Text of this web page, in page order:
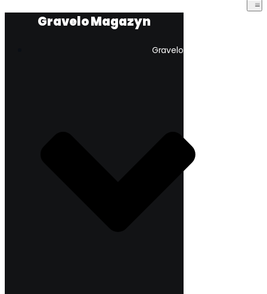
Gravelo Magazyn
Gravelo